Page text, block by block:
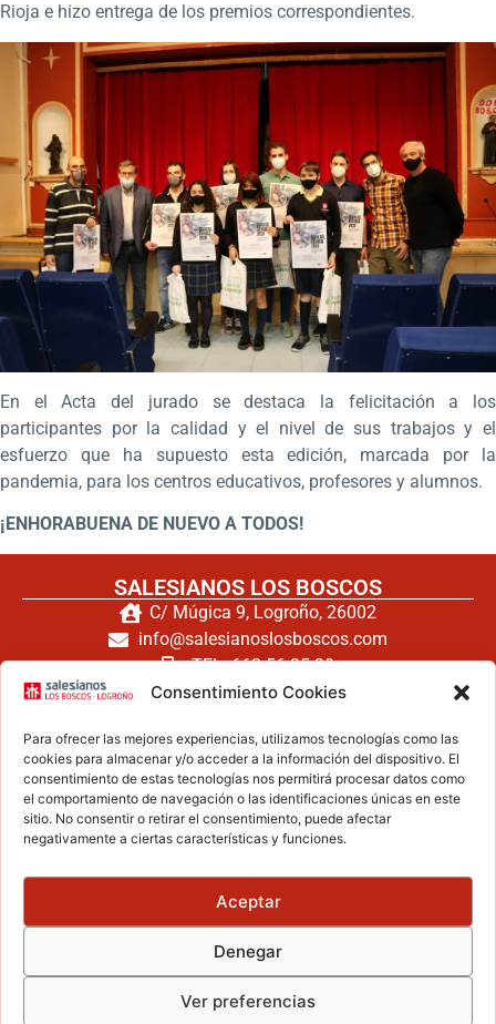
Consentimiento Cookies
Para ofrecer las mejores experiencias, utilizamos tecnologías como las
cookies para almacenar y/o acceder a la información del dispositivo. El
consentimiento de estas tecnologías nos permitirá procesar datos como
el comportamiento de navegación o las identificaciones únicas en este
sitio. No consentir o retirar el consentimiento, puede afectar
negativamente a ciertas características y funciones.
Aceptar
Denegar
Ver preferencias
Rioja e hizo entrega de los premios correspondientes.
En el Acta del jurado se destaca la felicitación a los
participantes por la calidad y el nivel de sus trabajos y el
esfuerzo que ha supuesto esta edición, marcada por la
pandemia, para los centros educativos, profesores y alumnos.
¡ENHORABUENA DE NUEVO A TODOS!
SALESIANOS LOS BOSCOS
C/ Múgica 9, Logroño, 26002
info@salesianoslosboscos.com
TEL: 662 56 25 20
TEL: 941 240 171
Haz clic para aceptar cookies de
marketing y permitir este contenido
ZONA LEGAL
Aviso legal
Política de privacidad